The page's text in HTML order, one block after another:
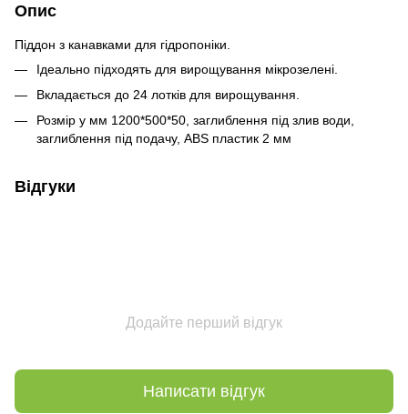
Опис
Піддон з канавками для гідропоніки.
Ідеально підходять для вирощування мікрозелені.
Вкладається до 24 лотків для вирощування.
Розмір у мм 1200*500*50, заглиблення під злив води,
заглиблення під подачу, ABS пластик 2 мм
Відгуки
Додайте перший відгук
Написати відгук